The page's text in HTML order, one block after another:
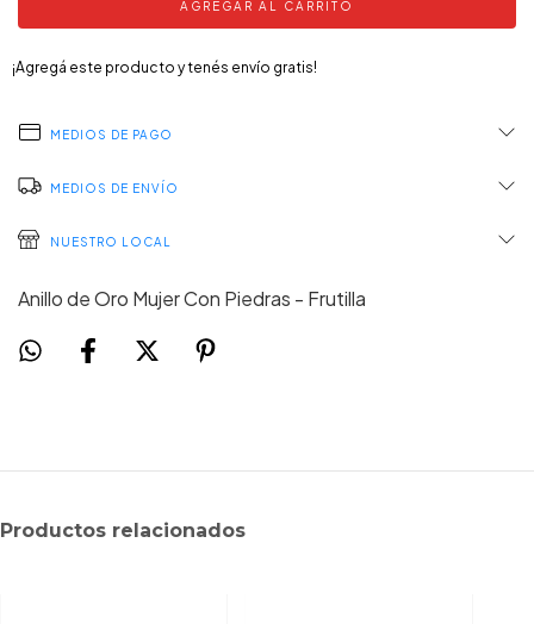
¡Agregá este producto ytenés envío gratis!
MEDIOS DE PAGO
MEDIOS DE ENVÍO
NUESTRO LOCAL
Anillo de Oro Mujer Con Piedras - Frutilla
Productos relacionados